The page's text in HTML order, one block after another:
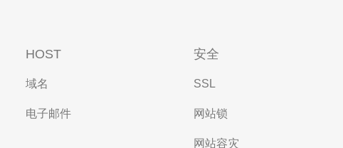
HOST
域名
电子邮件
安全
SSL
网站锁
网站容灾